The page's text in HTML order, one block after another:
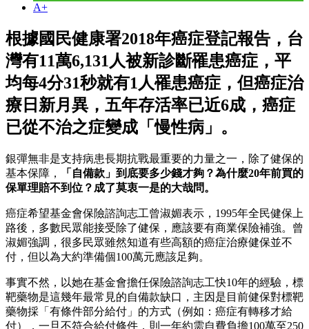
A+
根據國民健康署2018年癌症登記報告，台
灣有11萬6,131人被新診斷罹患癌症，平
均每4分31秒就有1人罹患癌症，但癌症治
療日新月異，五年存活率已近6成，癌症
已從不治之症變成「慢性病」。
銀彈無非是支持病患長期抗戰最重要的力量之一，除了健保的
基本保障，
「自備款」到底要多少錢才夠？為什麼20年前買的
保單理賠不到位？成了莫衷一是的大哉問。
癌症希望基金會保險諮詢志工曾淑媚表示，1995年全民健保上
路後，多數民眾能接受除了健保，應該要有商業保險補強。曾
淑媚強調，很多民眾雖然知道有些高額的癌症治療健保並不
付，但以為大約準備個100萬元應該足夠。
事實不然，以她在基金會擔任保險諮詢志工快10年的經驗，標
靶藥物是這幾年最常見的自備款缺口，主因是目前健保對標靶
藥物採「有條件部分給付」的方式（例如：癌症有轉移才給
付），一旦不符合給付條件，則一年約需自費負擔100萬至250